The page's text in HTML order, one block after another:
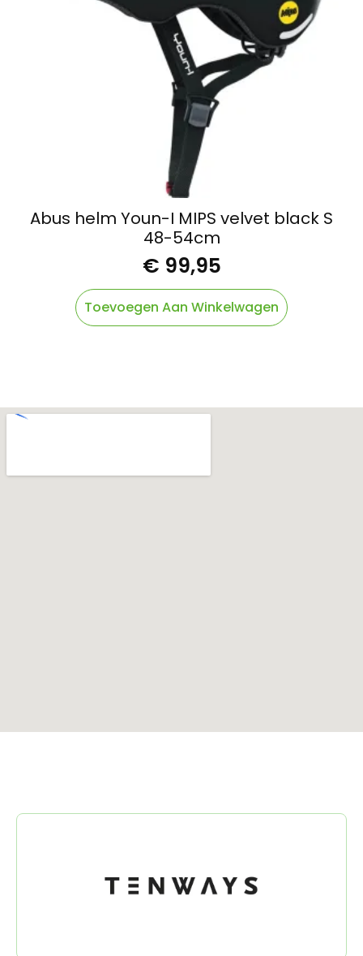
Abus helm Youn-I MIPS velvet black S
48-54cm
€ 99,95
Toevoegen Aan Winkelwagen